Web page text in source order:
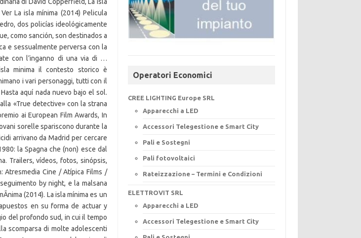
Operatori Economici
CREE LIGHTING Europe SRL
Apparecchi a LED
Accessori Telegestione e Smart City
Pali e Sostegni
Pali fotovoltaici
Rateizzazione – Termini e Condizioni
ELETTROVIT SRL
Apparecchi a LED
Accessori Telegestione e Smart City